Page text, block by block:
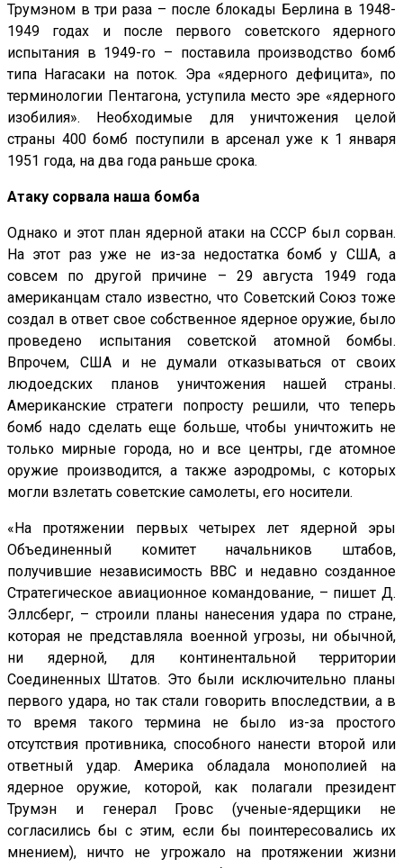
Трумэном в три раза – после блокады Берлина в 1948-
1949 годах и после первого советского ядерного
испытания в 1949-го – поставила производство бомб
типа Нагасаки на поток. Эра «ядерного дефицита», по
терминологии Пентагона, уступила место эре «ядерного
изобилия». Необходимые для уничтожения целой
страны 400 бомб поступили в арсенал уже к 1 января
1951 года, на два года раньше срока.
Атаку сорвала наша бомба
Однако и этот план ядерной атаки на СССР был сорван.
На этот раз уже не из-за недостатка бомб у США, а
совсем по другой причине – 29 августа 1949 года
американцам стало известно, что Советский Союз тоже
создал в ответ свое собственное ядерное оружие, было
проведено испытания советской атомной бомбы.
Впрочем, США и не думали отказываться от своих
людоедских планов уничтожения нашей страны.
Американские стратеги попросту решили, что теперь
бомб надо сделать еще больше, чтобы уничтожить не
только мирные города, но и все центры, где атомное
оружие производится, а также аэродромы, с которых
могли взлетать советские самолеты, его носители.
«На протяжении первых четырех лет ядерной эры
Объединенный комитет начальников штабов,
получившие независимость ВВС и недавно созданное
Стратегическое авиационное командование, – пишет Д.
Эллсберг, – строили планы нанесения удара по стране,
которая не представляла военной угрозы, ни обычной,
ни ядерной, для континентальной территории
Соединенных Штатов. Это были исключительно планы
первого удара, но так стали говорить впоследствии, а в
то время такого термина не было из-за простого
отсутствия противника, способного нанести второй или
ответный удар. Америка обладала монополией на
ядерное оружие, которой, как полагали президент
Трумэн и генерал Гровс (ученые-ядерщики не
согласились бы с этим, если бы поинтересовались их
мнением), ничто не угрожало на протяжении жизни